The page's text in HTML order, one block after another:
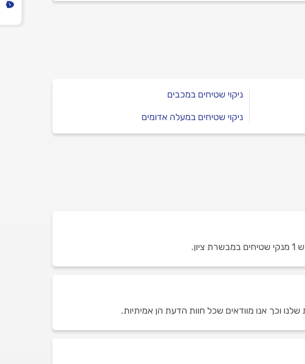
ניקוי שטיחים במכבים
ניקוי שטיחים במעלה אדומים
וכך אנו מוודאים שכל חוות הדעת הן אמיתיות.